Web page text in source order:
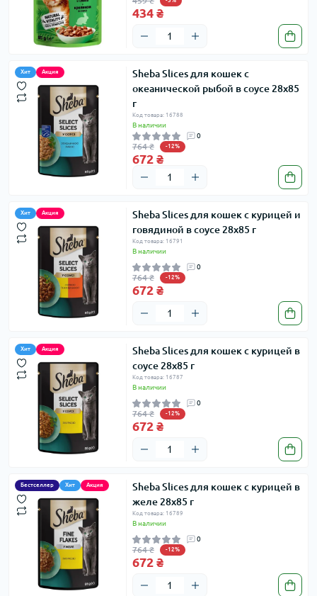
434 ₴
Хит Акция
Sheba Slices для кошек с
океанической рыбой в соусе 28х85
г
Код товара: 16788
В наличии
0
764 ₴ -12%
672 ₴
Хит Акция
Sheba Slices для кошек с курицей и
говядиной в соусе 28х85 г
Код товара: 16791
В наличии
0
764 ₴ -12%
672 ₴
Хит Акция
Sheba Slices для кошек с курицей в
соусе 28х85 г
Код товара: 16787
В наличии
0
764 ₴ -12%
672 ₴
Бестселлер Хит Акция
Sheba Slices для кошек с курицей в
желе 28х85 г
Код товара: 16789
В наличии
0
764 ₴ -12%
672 ₴